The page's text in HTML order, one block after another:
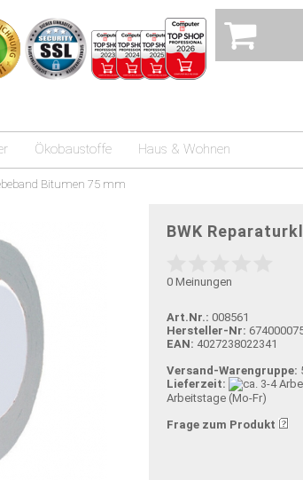
Ökobaustoffe Haus & Wohnen
Bitumen 75 mm
BWK
0 Meinungen
Art.Nr.: 008561
Hersteller-Nr:
EAN: 4027238022341
Versand-Warengruppe:
Lieferzeit:
Arbeitstage (Mo-Fr)
Frage zum Produkt